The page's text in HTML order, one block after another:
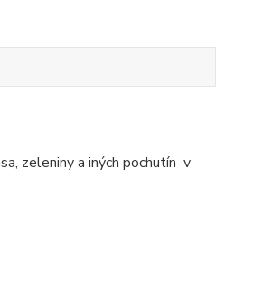
zeleniny a iných pochutín v